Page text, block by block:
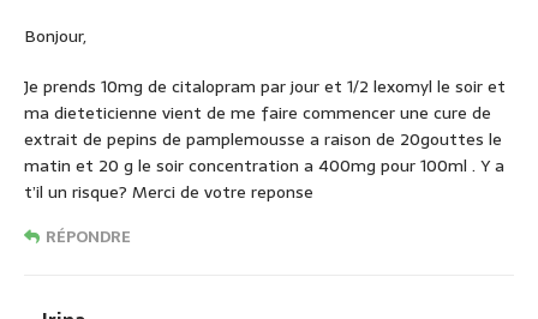
Bonjour,
Je prends 10mg de citalopram par jour et 1/2 lexomyl le soir et
ma dieteticienne vient de me faire commencer une cure de
extrait de pepins de pamplemousse a raison de 20gouttes le
matin et 20 g le soir concentration a 400mg pour 100ml . Y a
t’il un risque? Merci de votre reponse
RÉPONDRE